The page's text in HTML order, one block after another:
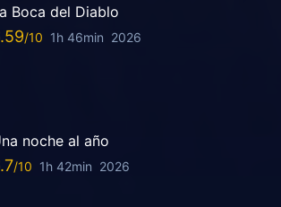
Boca del Diablo
1h 46min 2026
noche al año
1h 42min 2026